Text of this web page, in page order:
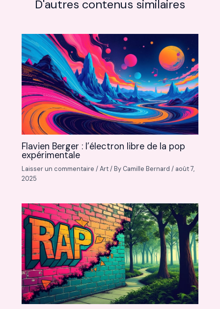
D'autres contenus similaires
Flavien Berger : l’électron libre de la pop
expérimentale
Laisser un commentaire /Art/ By Camille Bernard/ août 7,
2025